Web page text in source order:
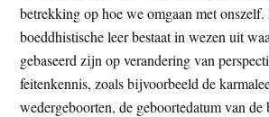
betrekking op hoe we omgaan met onszelf.
boeddhistische leer bestaat in wezen uit
gebaseerd zijn op verandering van
feitenkennis, zoals bijvoorbeeld de
wedergeboorten, de geboortedatum van de